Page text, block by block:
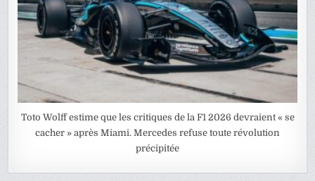
Toto Wolff estime que les critiques de la F1 2026 devraient « se
cacher » après Miami. Mercedes refuse toute révolution
précipitée